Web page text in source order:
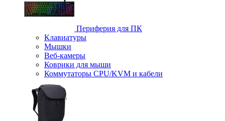
Периферия для ПК
Клавиатуры
Мышки
Веб-камеры
Коврики для мыши
Коммутаторы CPU/KVM и кабели